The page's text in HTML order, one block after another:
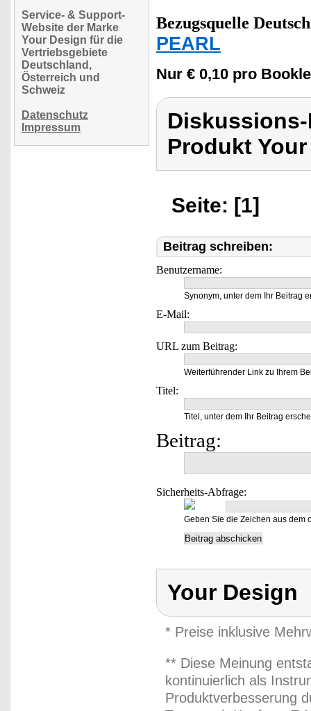
Service- & Support-
Website der Marke
Your Design für die
Vertriebsgebiete
Deutschland,
Österreich und
Schweiz
Datenschutz
Impressum
Bezugsquelle
PEARL
Nur € 0,10 pro
Produkt
Seite: [1]
Beitrag schreiben:
Benutzername:
Synonym, unter dem Ihr Beitrag
E-Mail:
URL zum Beitrag:
Weiterführender Link zu Ihrem
Titel:
Titel, unter dem Ihr Beitrag
Beitrag:
Sicherheits-Abfrage:
Geben Sie die Zeichen aus dem
Your Design
* Preise inklusive
** Diese Meinung
kontinuierlich als
Produktverbesserung